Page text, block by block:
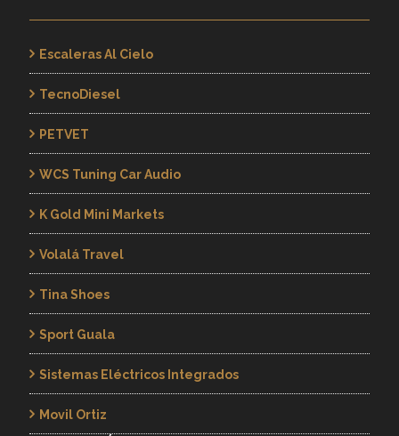
Escaleras Al Cielo
TecnoDiesel
PETVET
WCS Tuning Car Audio
K Gold Mini Markets
Volalá Travel
Tina Shoes
Sport Guala
Sistemas Eléctricos Integrados
Movil Ortiz